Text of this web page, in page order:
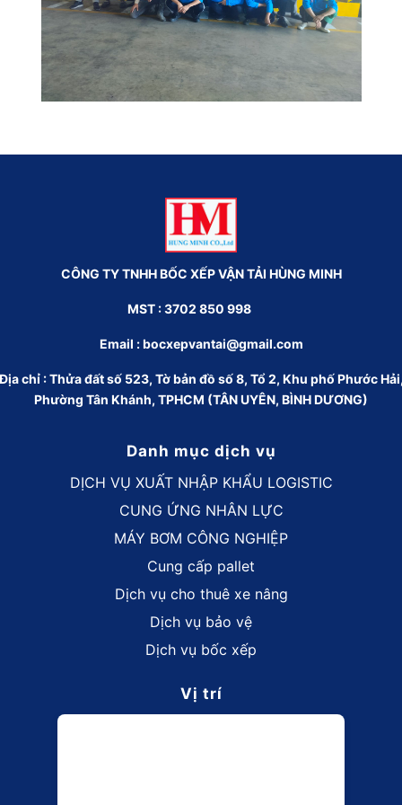
CÔNG TY TNHH BỐC XẾP VẬN TẢI HÙNG MINH
MST : 3702 850 998
Email :bocxepvantai@gmail.com
chỉ : Thửa đất số 523, Tờ bản đồ số 8, Tổ 2, Khu phố Phước
Phường Tân Khánh, TPHCM (TÂN UYÊN, BÌNH DƯƠNG)
Danh mục dịch vụ
DỊCH VỤ XUẤT NHẬP KHẨU LOGISTIC
CUNG ỨNG NHÂN LỰC
MÁY BƠM CÔNG NGHIỆP
Cung cấp pallet
Dịch vụ cho thuê xe nâng
Dịch vụ bảo vệ
Dịch vụ bốc xếp
Vị trí